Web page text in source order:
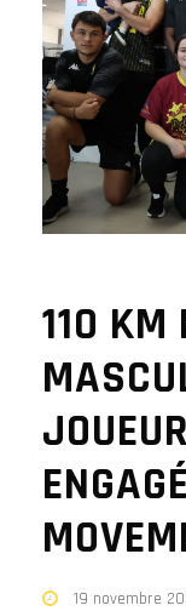
110 KM
19 novembre